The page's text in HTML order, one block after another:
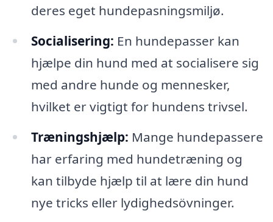
deres eget hundepasningsmiljø.
Socialisering: En hundepasser kan
hjælpe din hund med at socialisere sig
med andre hunde og mennesker,
hvilket er vigtigt for hundens trivsel.
Træningshjælp: Mange hundepassere
har erfaring med hundetræning og
kan tilbyde hjælp til at lære din hund
nye tricks eller lydighedsövninger.